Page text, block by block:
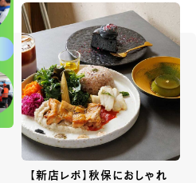
【新店レポ】秋保におしゃれ